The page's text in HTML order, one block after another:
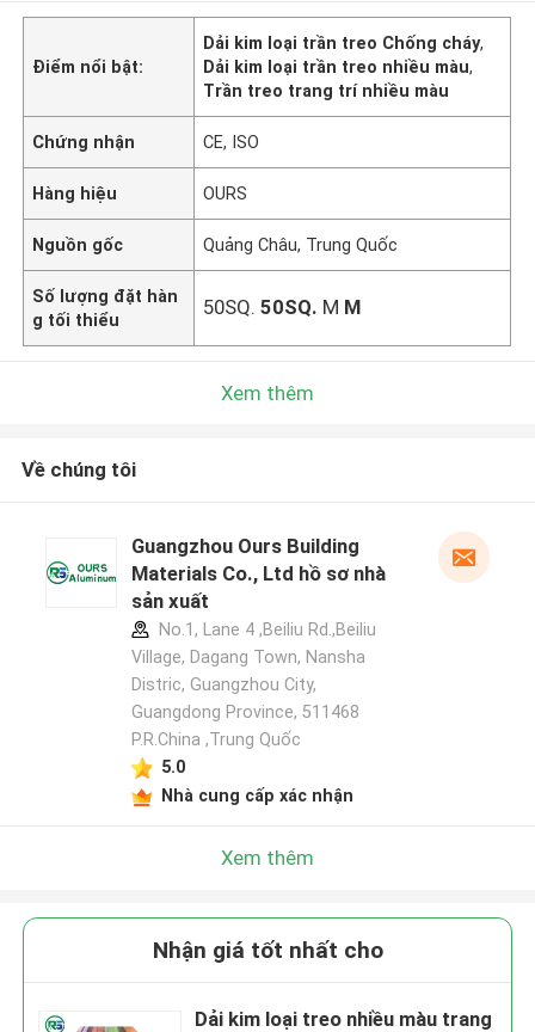
Điểm nổi bật:
Dải kim loại trần treo Chống cháy,
Dải kim loại trần treo nhiều màu,
Trần treo trang trí nhiều màu
Chứng nhận CE, ISO
Hàng hiệu OURS
Nguồn gốc Quảng Châu, Trung Quốc
Số lượng đặt hàn
g tối thiểu
50SQ. 50SQ. M M
Xem thêm
Về chúng tôi
Guangzhou Ours Building
Materials Co., Ltd hồ sơ nhà
sản xuất
No.1, Lane 4 ,Beiliu Rd.,Beiliu
Village, Dagang Town, Nansha
Distric, Guangzhou City,
Guangdong Province, 511468
P.R.China ,Trung Quốc
5.0
Nhà cung cấp xác nhận
Xem thêm
Nhận giá tốt nhất cho
Dải kim loại treo nhiều màu trang